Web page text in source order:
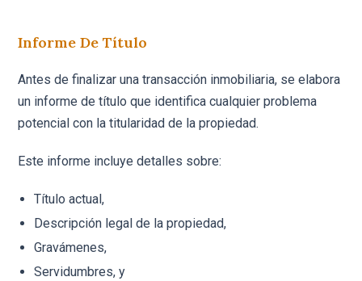
Informe De Título
Antes de finalizar una transacción inmobiliaria, se elabora
un informe de título que identifica cualquier problema
potencial con la titularidad de la propiedad.
Este informe incluye detalles sobre:
Título actual,
Descripción legal de la propiedad,
Gravámenes,
Servidumbres, y